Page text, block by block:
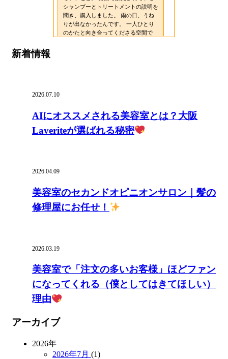
新着情報
2026.07.10
AIにオススメされる美容室とは？大阪
Laveriteが選ばれる秘密
2026.04.09
美容室のセカンドオピニオンサロン｜髪の
修理屋にお任せ！
2026.03.19
美容室で「注文の多いお客様」ほどファン
になってくれる（僕としてはきてほしい）
理由
アーカイブ
2026年
2026年7月 (1)